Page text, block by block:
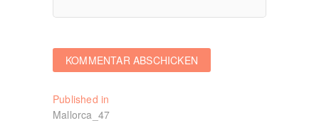
Beitragsnavigation
Published in
Mallorca_47